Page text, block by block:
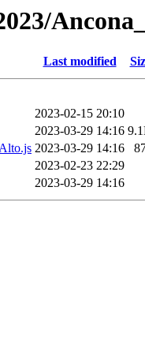
Last modified
2023-02-15 20:10
2023-03-29 14:16
2023-03-29 14:16
2023-02-23 22:29
2023-03-29 14:16